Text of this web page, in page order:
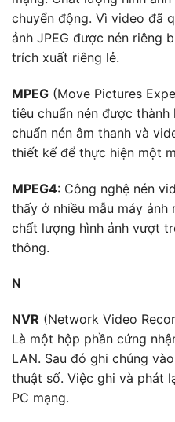
chuyển động. Vì video đã
ảnh JPEG được nén riêng
trích xuất riêng lẻ.
MPEG (Move Pictures
tiêu chuẩn nén được
chuẩn nén âm thanh và
thiết kế để thực hiện một
MPEG4: Công nghệ nén
thấy ở nhiều mẫu máy ảnh
chất lượng hình ảnh vượt
thông.
N
NVR (Network Video
Là một hộp phần cứng
LAN. Sau đó ghi chúng
thuật số. Việc ghi và phát
PC mạng.